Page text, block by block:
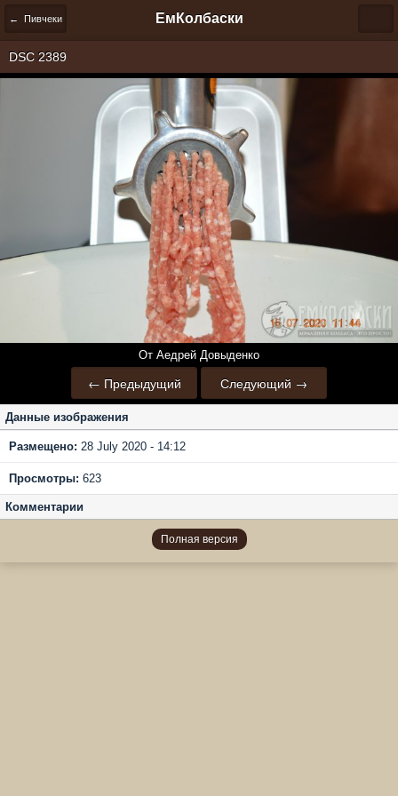
← Пивчеки ЕмКолбаски
DSC 2389
От Аедрей Довыденко
← Предыдущий Следующий →
Данные изображения
Размещено: 28 July 2020 - 14:12
Просмотры: 623
Комментарии
Полная версия